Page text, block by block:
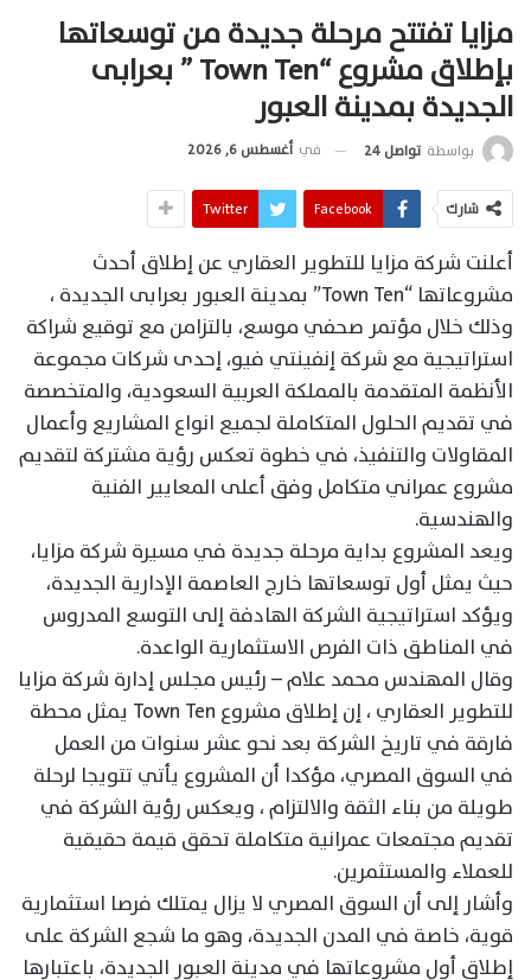
مزايا تفتتح مرحلة جديدة من توسعاتها
بإطلاق مشروع “Town Ten ” بعرابى
الجديدة بمدينة العبور
بواسطة تواصل 24 في أغسطس 6, 2026
شارك Facebook
Twitter
أعلنت شركة مزايا للتطوير العقاري عن إطلاق أحدث
مشروعاتها “Town Ten” بمدينة العبور بعرابى الجديدة ،
وذلك خلال مؤتمر صحفي موسع، بالتزامن مع توقيع شراكة
استراتيجية مع شركة إنفينتي فيو، إحدى شركات مجموعة
الأنظمة المتقدمة بالمملكة العربية السعودية، والمتخصصة
في تقديم الحلول المتكاملة لجميع انواع المشاريع وأعمال
المقاولات والتنفيذ، في خطوة تعكس رؤية مشتركة لتقديم
مشروع عمراني متكامل وفق أعلى المعايير الفنية
والهندسية.
ويعد المشروع بداية مرحلة جديدة في مسيرة شركة مزايا،
حيث يمثل أول توسعاتها خارج العاصمة الإدارية الجديدة،
ويؤكد استراتيجية الشركة الهادفة إلى التوسع المدروس
في المناطق ذات الفرص الاستثمارية الواعدة.
وقال المهندس محمد علام – رئيس مجلس إدارة شركة مزايا
للتطوير العقاري ، إن إطلاق مشروع Town Ten يمثل محطة
فارقة في تاريخ الشركة بعد نحو عشر سنوات من العمل
في السوق المصري، مؤكدا أن المشروع يأتي تتويجا لرحلة
طويلة من بناء الثقة والالتزام ، ويعكس رؤية الشركة في
تقديم مجتمعات عمرانية متكاملة تحقق قيمة حقيقية
للعملاء والمستثمرين.
وأشار إلى أن السوق المصري لا يزال يمتلك فرصا استثمارية
قوية، خاصة في المدن الجديدة، وهو ما شجع الشركة على
إطلاق أول مشروعاتها في مدينة العبور الجديدة، باعتبارها